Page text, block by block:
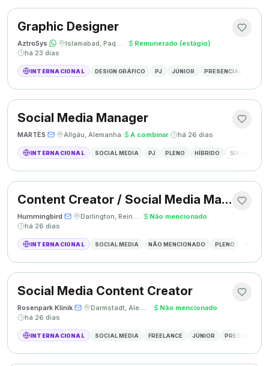
Graphic Designer
AztroSys· · Islamabad, Paquistão · Remunerado (estágio)·
há 23 dias
INTERNACIONAL DESIGN GRÁFICO PJ JÚNIOR PRESENCIAL
Social Media Manager
MARTÈS· · Allgäu, Alemanha· A combinar· há 26 dias
INTERNACIONAL SOCIAL MEDIA PJ PLENO HÍBRIDO SOCIAL MEDIA
Content Creator / Social Media Manager
Hummingbird· · Darlington, Reino Unido · Não mencionado·
há 26 dias
INTERNACIONAL SOCIAL MEDIA NÃO MENCIONADO PLENO
Social Media Content Creator
Rosenpark Klinik· · Darmstadt, Alemanha · Não mencionado·
há 26 dias
INTERNACIONAL SOCIAL MEDIA FREELANCE JÚNIOR PRESENCIAL